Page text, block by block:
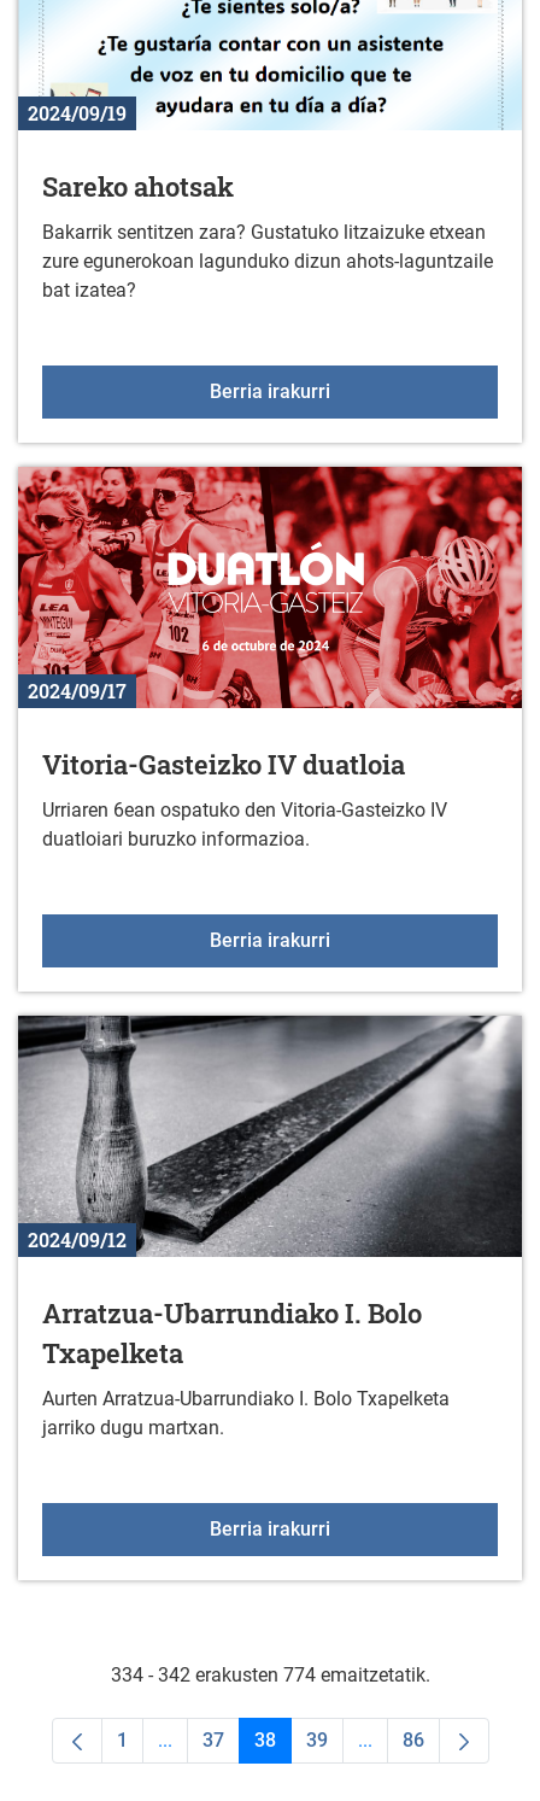
2024/09/19
Sareko ahotsak
Bakarrik sentitzen zara? Gustatuko litzaizuke etxean
zure egunerokoan lagunduko dizun ahots-laguntzaile
bat izatea?
Berria irakurri
2024/09/17
Vitoria-Gasteizko IV duatloia
Urriaren 6ean ospatuko den Vitoria-Gasteizko IV
duatloiari buruzko informazioa.
Berria irakurri
2024/09/12
Arratzua-Ubarrundiako I. Bolo
Txapelketa
Aurten Arratzua-Ubarrundiako I. Bolo Txapelketa
jarriko dugu martxan.
Berria irakurri
334 - 342 erakusten 774 emaitzetatik.
Orrialdea
1 ...Intermediate Pages Use TAB to navigate.
Orrialdea
37 Orrialdea
38 Orrialdea
39 ...Intermediate Pages
Orrialdea
86